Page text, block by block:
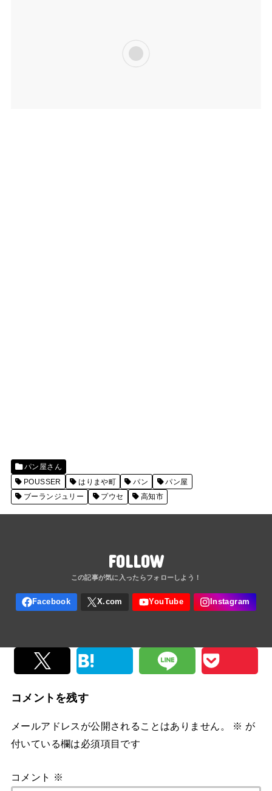
パン屋さん
POUSSER
はりまや町 パン
パン屋
ブーランジュリー
プウセ 高知市
FOLLOW
コメントを残す
メールアドレスが公開されることはありません。 ※ が
付いている欄は必須項目です
コメント ※